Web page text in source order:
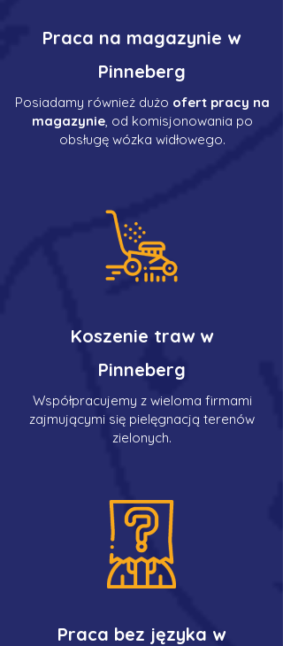
Praca na magazynie w
Pinneberg
Posiadamy również dużo ofert pracy na
magazynie, od komisjonowania po
obsługę wózka widłowego.
Koszenie traw w
Pinneberg
Współpracujemy z wieloma firmami
zajmującymi się pielęgnacją terenów
zielonych.
Praca bez języka w